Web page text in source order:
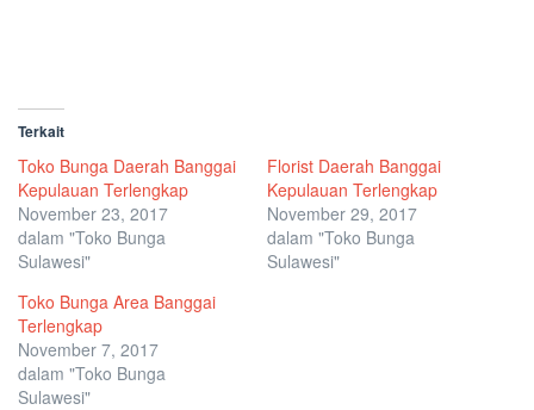
Terkait
Toko Bunga Daerah Banggai
Kepulauan Terlengkap
November 23, 2017
dalam "Toko Bunga
Sulawesi"
Florist Daerah Banggai
Kepulauan Terlengkap
November 29, 2017
dalam "Toko Bunga
Sulawesi"
Toko Bunga Area Banggai
Terlengkap
November 7, 2017
dalam "Toko Bunga
Sulawesi"